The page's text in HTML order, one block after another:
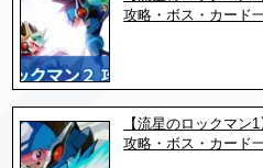
攻略・ボス・カード
【流星のロックマン
攻略・ボス・カード